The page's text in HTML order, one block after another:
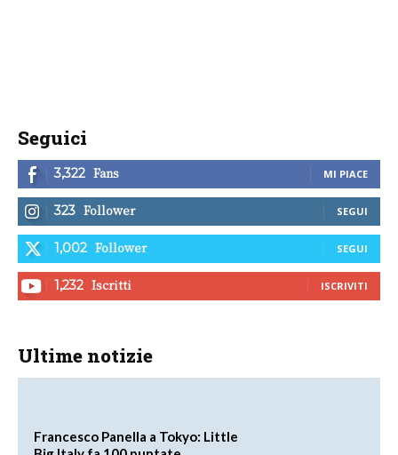
Seguici
3,322 Fans MI PIACE
323 Follower SEGUI
1,002 Follower SEGUI
1,232 Iscritti ISCRIVITI
Ultime notizie
Francesco Panella a Tokyo: Little